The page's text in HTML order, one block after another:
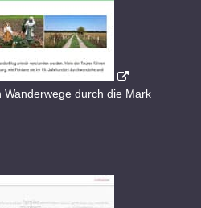
durch die Mark